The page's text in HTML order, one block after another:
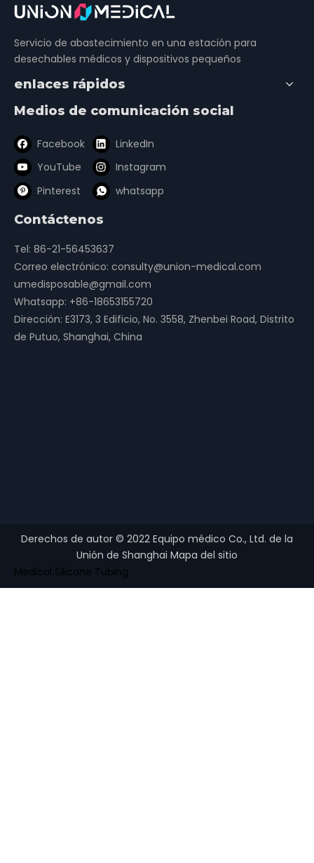
Servicio de abastecimiento en una estación para
desechables médicos y dispositivos pequeños
enlaces rápidos
Medios de comunicación social
Facebook
LinkedIn
YouTube
Instagram
Pinterest
whatsapp
Contáctenos
Tel: 86-21-56453637
Correo electrónico: consulty@union-medical.com
umedisposable@gmail.com
Whatsapp: +86-18653155720
Dirección: E3173, 3 Edificio, No. 3558, Zhenbei Road, Distrito
de Putuo, Shanghai, China
Derechos de autor © 2022 Equipo médico Co., Ltd. de la
Unión de Shanghai Mapa del sitio
Medical Silicone Tubing